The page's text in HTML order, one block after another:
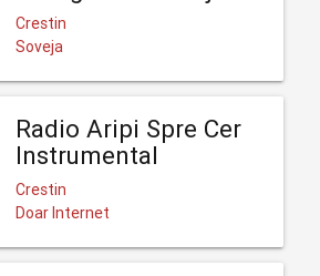
Crestin
Soveja
Radio Aripi Spre Cer
Instrumental
Crestin
Doar Internet